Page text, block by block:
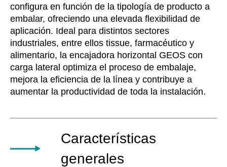
configura en función de la tipología de producto a
embalar, ofreciendo una elevada flexibilidad de
aplicación. Ideal para distintos sectores
industriales, entre ellos tissue, farmacéutico y
alimentario, la encajadora horizontal GEOS con
carga lateral optimiza el proceso de embalaje,
mejora la eficiencia de la línea y contribuye a
aumentar la productividad de toda la instalación.
Características
generales